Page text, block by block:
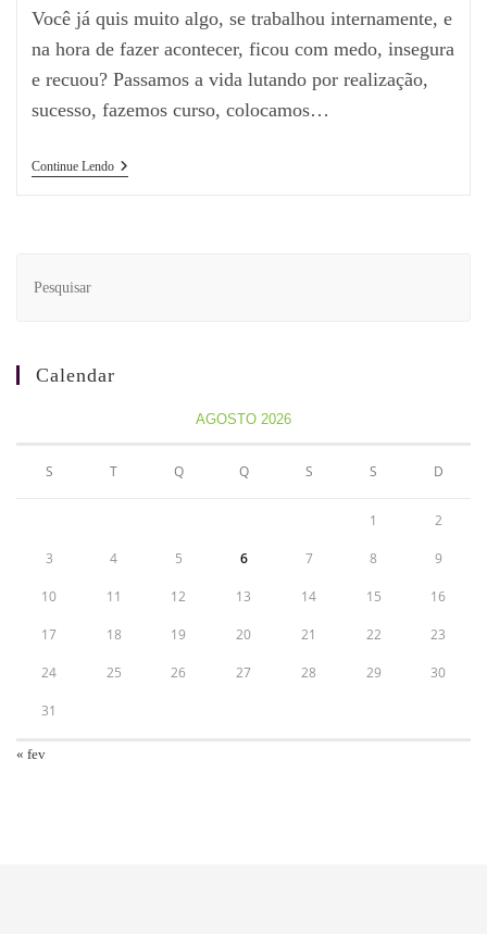
Você já quis muito algo, se trabalhou internamente, e
na hora de fazer acontecer, ficou com medo, insegura
e recuou? Passamos a vida lutando por realização,
sucesso, fazemos curso, colocamos…
Continue Lendo
Calendar
AGOSTO 2026
S T Q Q S S D
1 2
3 4 5 6 7 8 9
10 11 12 13 14 15 16
17 18 19 20 21 22 23
24 25 26 27 28 29 30
31
« fev